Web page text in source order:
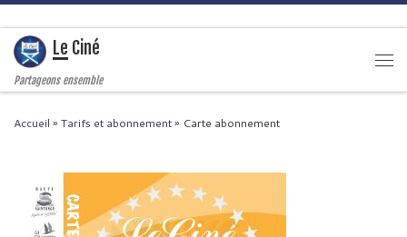
Passer au contenu
Le Ciné
Partageons ensemble
Accueil » Tarifs et abonnement» Carte abonnement